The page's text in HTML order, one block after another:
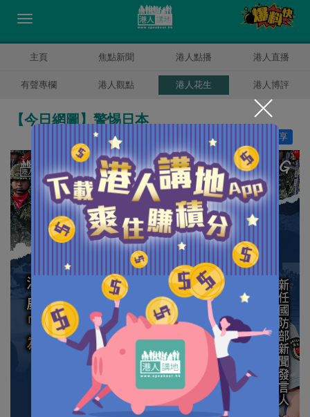
主頁 焦點新聞 港人點播 港人直播
有聲專欄 港人觀點 港人花生 港人博評
【今日網圖】警惕日本
分享
讚好